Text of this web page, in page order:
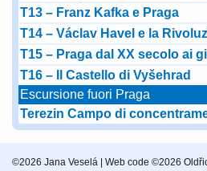
T13 – Franz Kafka e Praga
T14 – Václav Havel e la
T15 – Praga dal XX secolo ai
T16 – Il Castello di Vyšehrad
Escursione fuori Praga
Terezin Campo di
©2026 Jana Veselá | Web code ©2026